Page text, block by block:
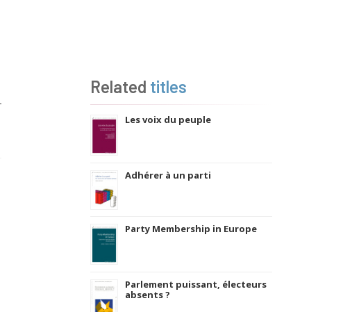
Related titles
Les voix du peuple
Adhérer à un parti
Party Membership in Europe
Parlement puissant, électeurs
absents ?